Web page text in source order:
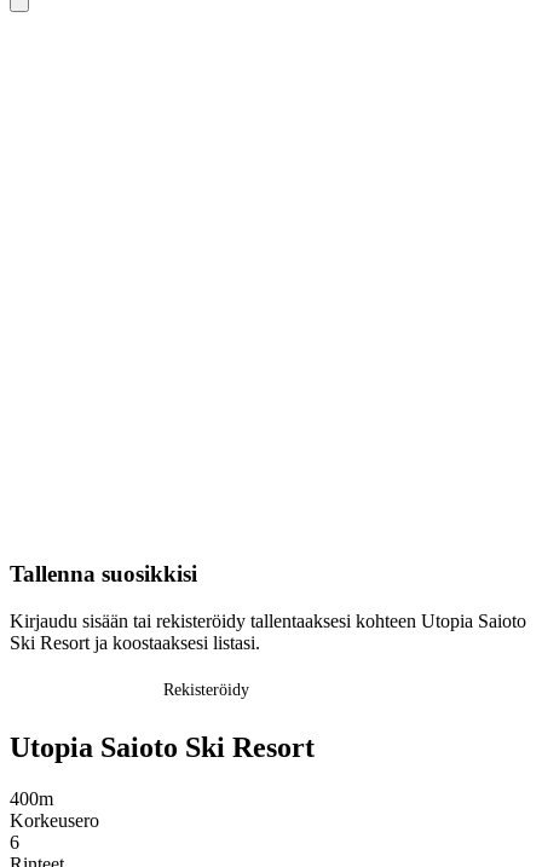
Tallenna suosikkisi
Kirjaudu sisään tai rekisteröidy tallentaaksesi kohteen Utopia Saioto
Ski Resort ja koostaaksesi listasi.
Rekisteröidy
Utopia Saioto Ski Resort
400m
Korkeusero
6